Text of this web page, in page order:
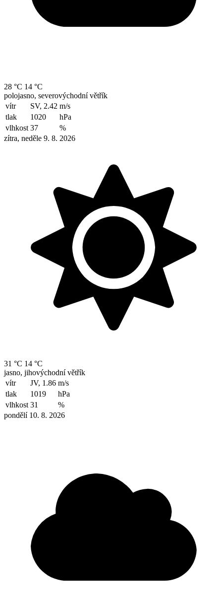
28 °C 14 °C
polojasno, severovýchodní větřík
vítr
SV, 2.42 m/s
tlak
1020
hPa
vlhkost 37
%
zítra, neděle 9. 8. 2026
31 °C 14 °C
jasno, jihovýchodní větřík
vítr
JV, 1.86 m/s
tlak
1019
hPa
vlhkost 31
%
pondělí 10. 8. 2026